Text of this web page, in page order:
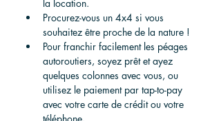
la location.
Procurez-vous un 4x4 si vous
souhaitez être proche de la nature !
Pour franchir facilement les péages
autoroutiers, soyez prêt et ayez
quelques colonnes avec vous, ou
utilisez le paiement par tap-to-pay
avec votre carte de crédit ou votre
téléphone.